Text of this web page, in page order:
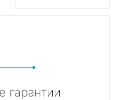
гарантии